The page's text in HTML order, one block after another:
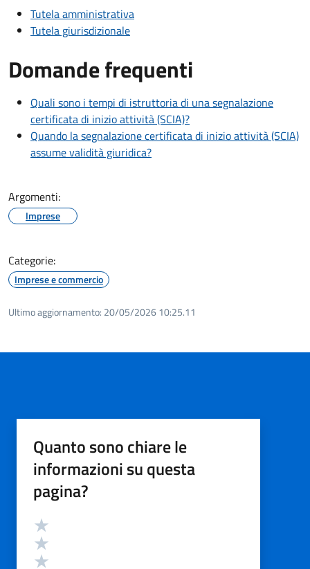
Tutela amministrativa
Tutela giurisdizionale
Domande frequenti
Quali sono i tempi di istruttoria di una segnalazione
certificata di inizio attività (SCIA)?
Quando la segnalazione certificata di inizio attività (SCIA)
assume validità giuridica?
Argomenti:
Imprese
Categorie:
Imprese e commercio
Ultimo aggiornamento: 20/05/2026 10:25.11
Quanto sono chiare le
informazioni su questa
pagina?
Valutazione